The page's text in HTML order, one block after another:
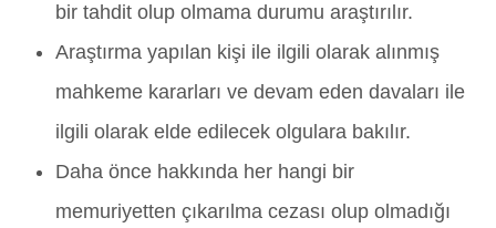
bir tahdit olup olmama durumu araştırılır.
Araştırma yapılan kişi ile ilgili olarak alınmış
mahkeme kararları ve devam eden davaları ile
ilgili olarak elde edilecek olgulara bakılır.
Daha önce hakkında her hangi bir
memuriyetten çıkarılma cezası olup olmadığı